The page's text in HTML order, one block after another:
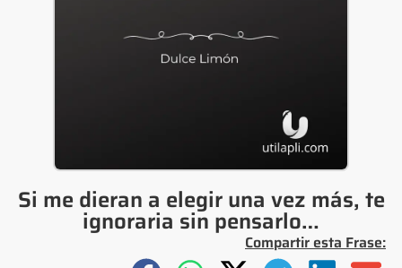
Si me dieran a elegir una vez más, te
ignoraria sin pensarlo…
Compartir esta Frase: